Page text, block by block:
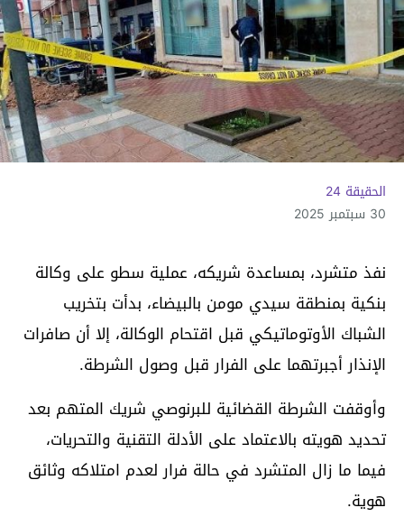
الحقيقة 24
30 سبتمبر 2025
نفذ متشرد، بمساعدة شريكه، عملية سطو على وكالة
بنكية بمنطقة سيدي مومن بالبيضاء، بدأت بتخريب
الشباك الأوتوماتيكي قبل اقتحام الوكالة، إلا أن صافرات
الإنذار أجبرتهما على الفرار قبل وصول الشرطة.
وأوقفت الشرطة القضائية للبرنوصي شريك المتهم بعد
تحديد هويته بالاعتماد على الأدلة التقنية والتحريات،
فيما ما زال المتشرد في حالة فرار لعدم امتلاكه وثائق
هوية.